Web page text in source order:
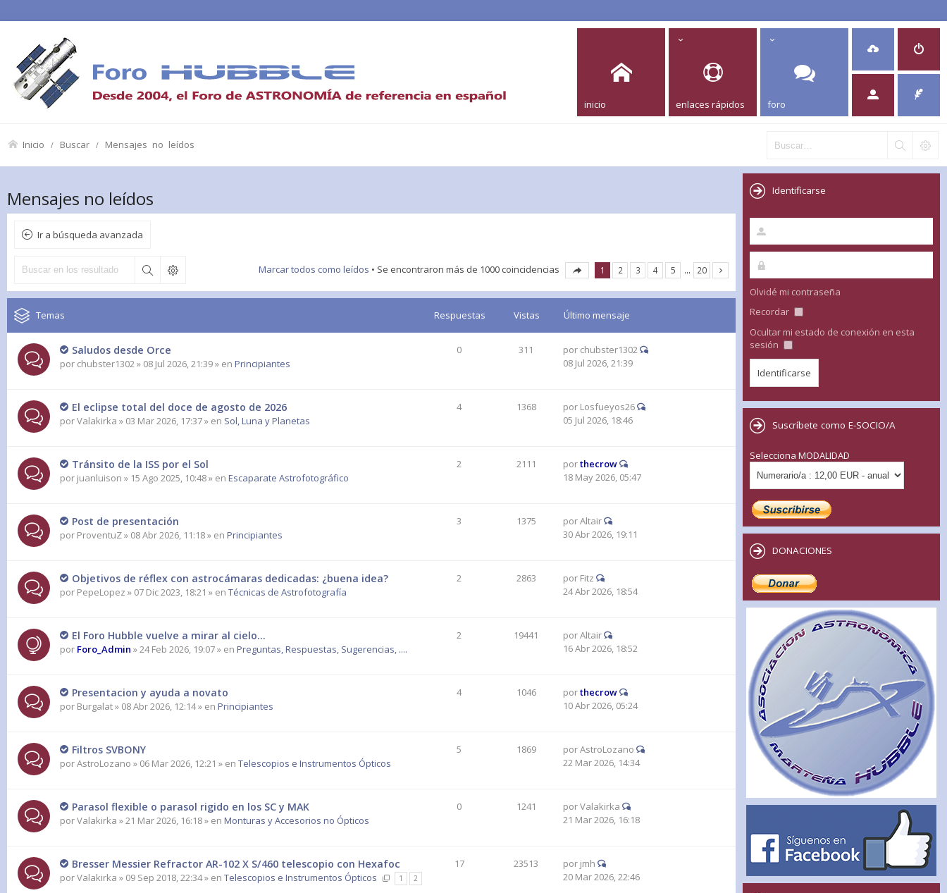
inicio enlaces rápidos foro
Inicio Buscar Mensajes no leídos
Mensajes no leídos
Ir a búsqueda avanzada
Marcar todos como leídos • Se encontraron más de 1000 coincidencias 1 2 3 4 5 … 20
Temas Respuestas Vistas Último mensaje
Saludos desde Orce
por chubster1302» 08 Jul 2026, 21:39 » en Principiantes
0 311 por chubster1302
08 Jul 2026, 21:39
El eclipse total del doce de agosto de 2026
porValakirka » 03 Mar 2026, 17:37 » en Sol, Luna y Planetas
4 1368 por Losfueyos26
05 Jul 2026, 18:46
Tránsito de la ISS por el Sol
por juanluison » 15 Ago 2025, 10:48 » en Escaparate Astrofotográfico
2 2111 porthecrow
18 May 2026, 05:47
Post de presentación
por ProventuZ» 08 Abr 2026, 11:18 » en Principiantes
3 1375 porAltair
30 Abr 2026, 19:11
Objetivos de réflex con astrocámaras dedicadas: ¿buena idea?
por PepeLopez » 07 Dic 2023, 18:21 » en Técnicas de Astrofotografía
2 2863 por Fitz
24 Abr 2026, 18:54
El Foro Hubble vuelve a mirar al cielo...
por Foro_Admin » 24 Feb 2026, 19:07 » en Preguntas, Respuestas, Sugerencias, ....
2 19441 porAltair
16 Abr 2026, 18:52
Presentacion y ayuda a novato
por Burgalat» 08 Abr 2026, 12:14 » en Principiantes
4 1046 porthecrow
10 Abr 2026, 05:24
Filtros SVBONY
porAstroLozano » 06 Mar 2026, 12:21 » en Telescopios e Instrumentos Ópticos
5 1869 porAstroLozano
22 Mar 2026, 14:34
Parasol flexible o parasol rigido en los SC y MAK
porValakirka » 21 Mar 2026, 16:18 » en Monturas y Accesorios no Ópticos
0 1241 porValakirka
21 Mar 2026, 16:18
Bresser Messier Refractor AR-102 X S/460 telescopio con Hexafoc
1 2
porValakirka » 09 Sep 2018, 22:34 » en Telescopios e Instrumentos Ópticos
17 23513 por jmh
20 Mar 2026, 22:46
Identificarse
Olvidé mi contraseña
Recordar
Ocultar mi estado de conexión en esta
sesión
Suscríbete como E-SOCIO/A
Selecciona MODALIDAD
DONACIONES